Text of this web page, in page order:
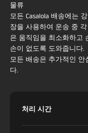
물류
모든 Casalola 배송에는
장을 사용하여 운송 중
은 움직임을 최소화하고
손이 없도록 도와줍니다.
모든 배송은 추가적인
다.
처리 시간